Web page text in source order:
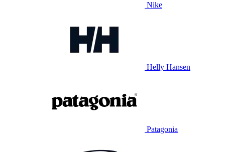
Nike
Helly Hansen
Patagonia